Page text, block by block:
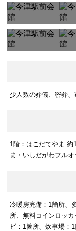
少人数の葬儀、密葬、
1階：はこだてやま 約
ま・いしだがわフル
冷暖房完備：1箇所、
所、無料コインロッ
ビ：1箇所、炊事場：